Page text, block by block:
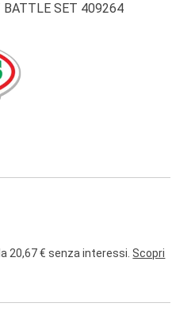
BATTLE SET 409264
20,67 € senza interessi.Scopri